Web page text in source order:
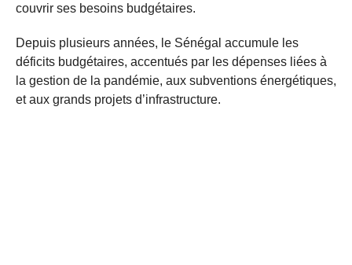
couvrir ses besoins budgétaires.
Depuis plusieurs années, le Sénégal accumule les
déficits budgétaires, accentués par les dépenses liées à
la gestion de la pandémie, aux subventions énergétiques,
et aux grands projets d’infrastructure.